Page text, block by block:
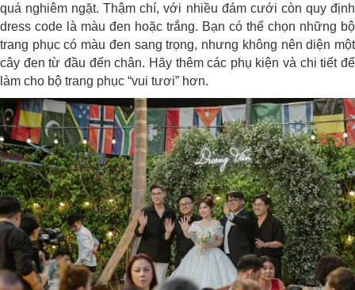
quá nghiêm ngặt. Thậm chí, với nhiều đám cưới còn quy định
dress code là màu đen hoặc trắng. Bạn có thể chọn những bộ
trang phục có màu đen sang trọng, nhưng không nên diện một
cây đen từ đầu đến chân. Hãy thêm các phụ kiện và chi tiết để
làm cho bộ trang phục “vui tươi” hơn.